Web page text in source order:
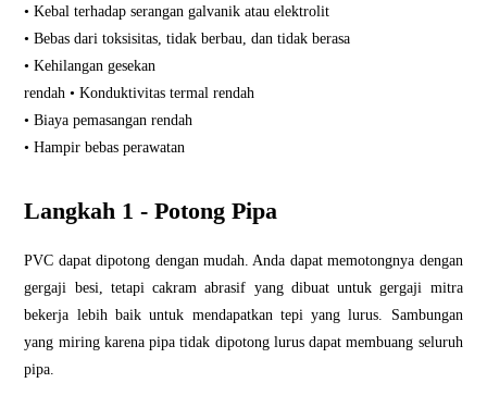
• Kebal terhadap serangan galvanik atau elektrolit
• Bebas dari toksisitas, tidak berbau, dan tidak berasa
• Kehilangan gesekan
rendah • Konduktivitas termal rendah
• Biaya pemasangan rendah
• Hampir bebas perawatan
Langkah 1 - Potong Pipa
PVC dapat dipotong dengan mudah. Anda dapat memotongnya dengan
gergaji besi, tetapi cakram abrasif yang dibuat untuk gergaji mitra
bekerja lebih baik untuk mendapatkan tepi yang lurus. Sambungan
yang miring karena pipa tidak dipotong lurus dapat membuang seluruh
pipa.